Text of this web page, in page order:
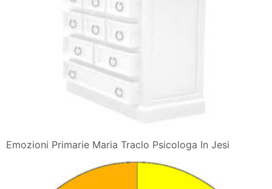
Emozioni Primarie Maria Traclo Psicologa In Jesi